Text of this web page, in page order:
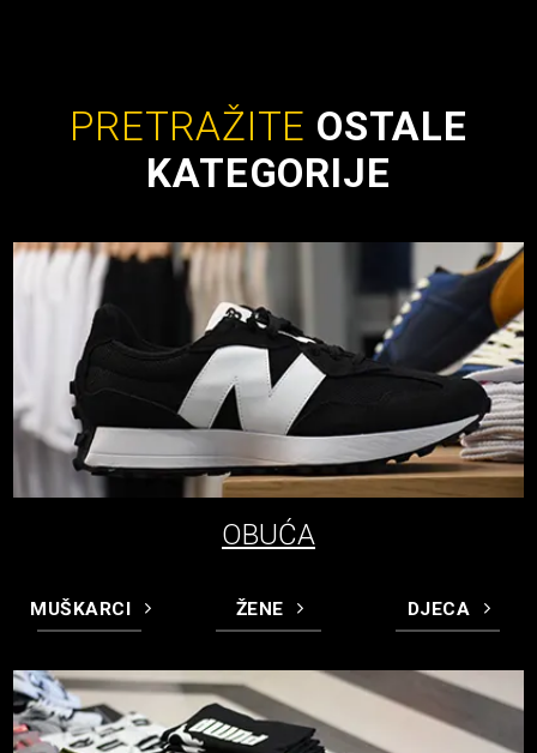
PRETRAŽITE OSTALE
KATEGORIJE
OBUĆA
MUŠKARCI ŽENE DJECA